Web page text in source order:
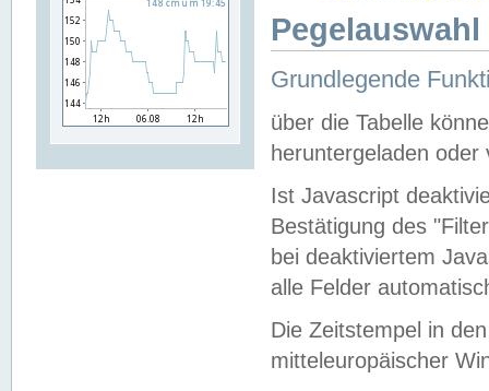
Grundlegende
über die Tabelle
heruntergeladen oder
Ist Javascript
Bestätigung des
bei deaktiviertem
alle Felder
Die Zeitstempel in
mitteleuropäischer